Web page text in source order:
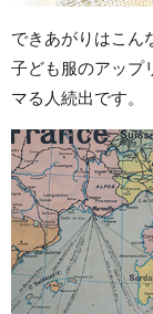
できあがりはこん
子ども服のアップ
マる人続出です。